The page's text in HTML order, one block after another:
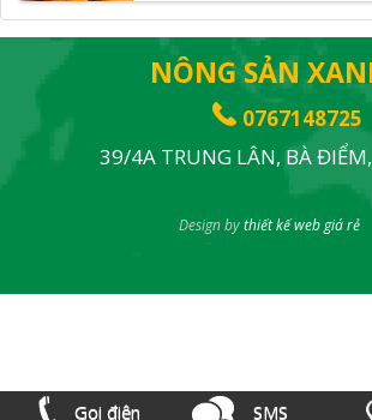
NÔNG SẢN
0767148725
39/4A TRUNG LÂN, BÀ
Design bythiết kế web giá rẻ
Gọi điện SMS